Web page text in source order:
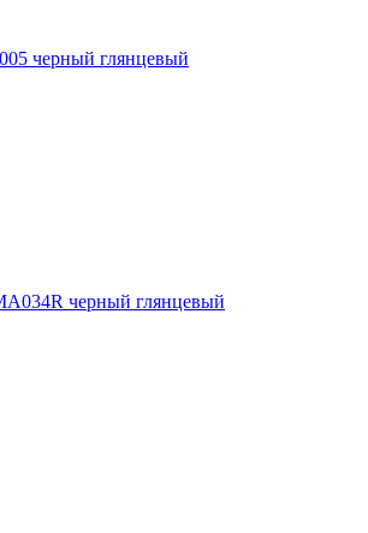
черный глянцевый
черный глянцевый